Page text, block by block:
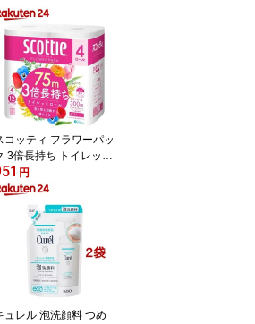
コッティ フラワーパッ
3倍長持ち トイレット
ーパー ダブル(75m×4
ール)【3brnd-11】【D
reg063】【x9q】【2sh2
4】【スコッティ(SCOTT
IE)】[トイレットペーパ
円
ュレル 泡洗顔料 つめ